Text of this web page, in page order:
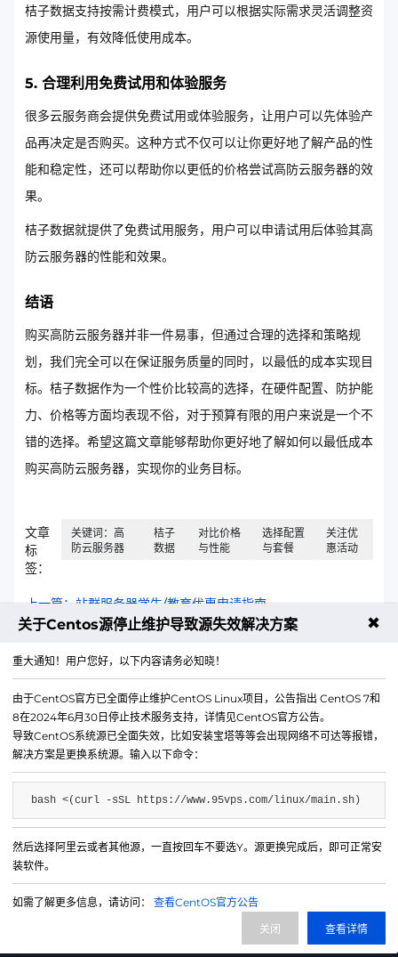
桔子数据支持按需计费模式，用户可以根据实际需求灵活调整资
源使用量，有效降低使用成本。
5. 合理利用免费试用和体验服务
很多云服务商会提供免费试用或体验服务，让用户可以先体验产
品再决定是否购买。这种方式不仅可以让你更好地了解产品的性
能和稳定性，还可以帮助你以更低的价格尝试高防云服务器的效
果。
桔子数据就提供了免费试用服务，用户可以申请试用后体验其高
防云服务器的性能和效果。
结语
购买高防云服务器并非一件易事，但通过合理的选择和策略规
划，我们完全可以在保证服务质量的同时，以最低的成本实现目
标。桔子数据作为一个性价比较高的选择，在硬件配置、防护能
力、价格等方面均表现不俗，对于预算有限的用户来说是一个不
错的选择。希望这篇文章能够帮助你更好地了解如何以最低成本
购买高防云服务器，实现你的业务目标。
文章
标
签：
关键词：高
防云服务器
桔子
数据
对比价格
与性能
选择配置
与套餐
关注优
惠活动
上一篇：站群服务器学生/教育优惠申请指南
微信公众号
IDC/ISP证号 B1-20214840
关于Centos源停止维护导致源失效解决方案 ✖
重大通知！用户您好，以下内容请务必知晓！
由于CentOS官方已全面停止维护CentOS Linux项目，公告指出 CentOS 7和
8在2024年6月30日停止技术服务支持，详情见CentOS官方公告。
导致CentOS系统源已全面失效，比如安装宝塔等等会出现网络不可达等报错，
解决方案是更换系统源。输入以下命令：
bash <(curl -sSL https://www.95vps.com/linux/main.sh)
然后选择阿里云或者其他源，一直按回车不要选Y。源更换完成后，即可正常安
装软件。
如需了解更多信息，请访问： 查看CentOS官方公告
查看详情
关闭